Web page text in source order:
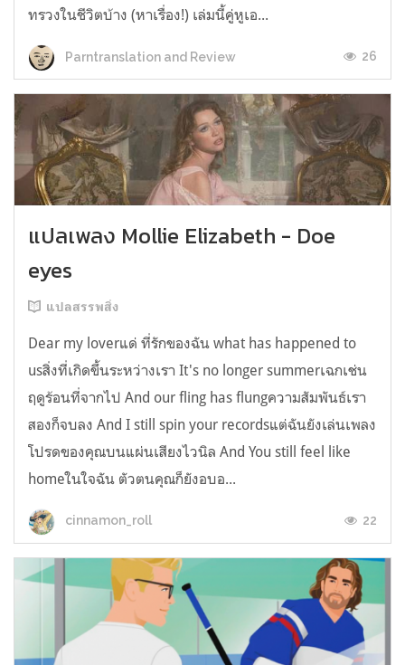
ทรวงในชีวิตบ้าง (หาเรื่อง!) เล่มนี้คู่หูเอ...
Parntranslation and Review 26
แปลเพลง Mollie Elizabeth - Doe
eyes
แปลสรรพสิ่ง
Dear my loverแด่ ที่รักของฉัน what has happened to
usสิ่งที่เกิดขึ้นระหว่างเรา It's no longer summerเฉกเช่น
ฤดูร้อนที่จากไป And our fling has flungความสัมพันธ์เรา
สองก็จบลง And I still spin your recordsแต่ฉันยังเล่นเพลง
โปรดของคุณบนแผ่นเสียงไวนิล And You still feel like
homeในใจฉัน ตัวตนคุณก็ยังอบอ...
cinnamon_roll 22